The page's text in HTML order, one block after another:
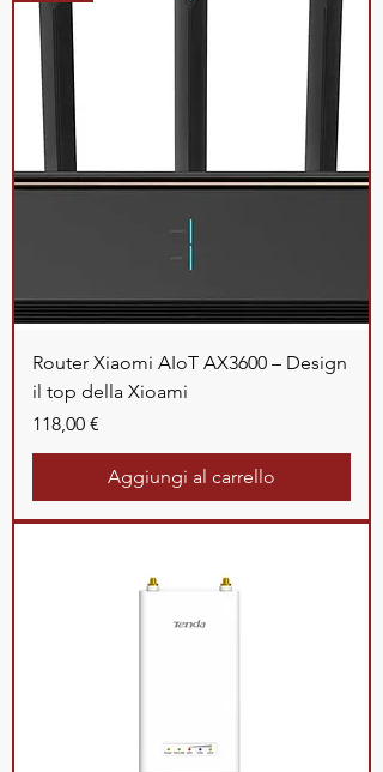
Router Xiaomi AIoT AX3600 – Design
il top della Xioami
Prezzo
118,00 €
Aggiungi al carrello